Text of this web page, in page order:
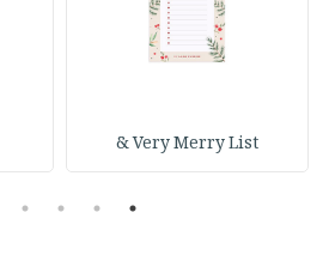
Very Merry List &
1
2
3
4